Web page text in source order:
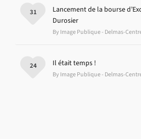
Lancement de la bourse
Durosier
By Image Publique - Delmas-
31
Il était temps !
By Image Publique - Delmas-
24